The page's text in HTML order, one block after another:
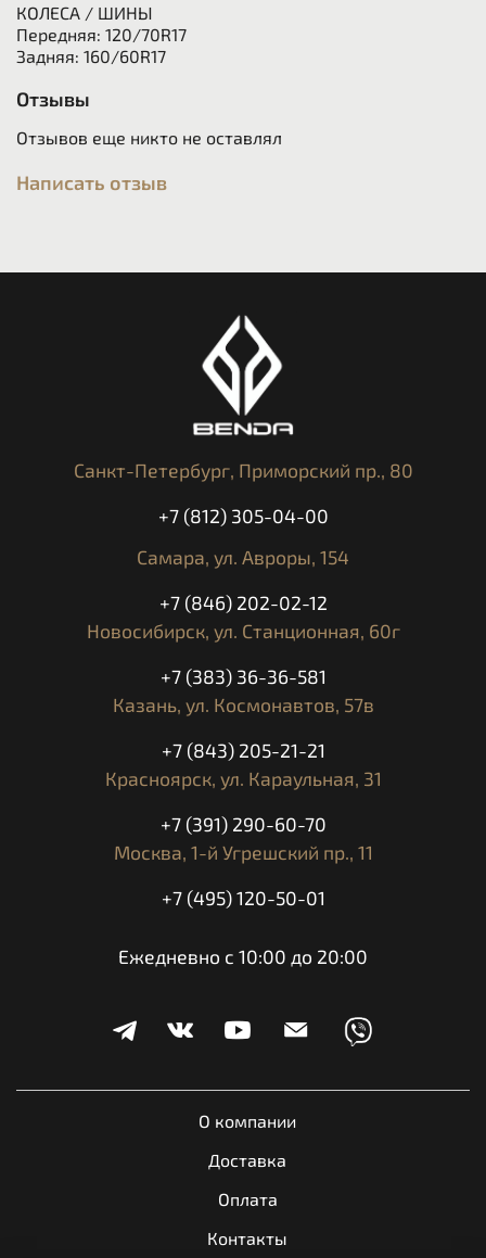
КОЛЕСА / ШИНЫ
Передняя: 120/70R17
Задняя: 160/60R17
Отзывы
Отзывов еще никто не оставлял
Написать отзыв
О компании
Доставка
Оплата
Контакты
Санкт-Петербург, Приморский пр., 80
+7 (812) 305-04-00
Самара, ул. Авроры, 154
+7 (846) 202-02-12
Новосибирск, ул. Станционная, 60г
+7 (383) 36-36-581
Казань, ул. Космонавтов, 57в
+7 (843) 205-21-21
Красноярск, ул. Караульная, 31
+7 (391) 290-60-70
Москва, 1-й Угрешский пр., 11
+7 (495) 120-50-01
Ежедневно с 10:00 до 20:00